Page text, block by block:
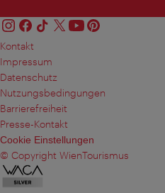
Kontakt
Impressum
Datenschutz
Nutzungsbedingungen
Barrierefreiheit
Presse-Kontakt
Cookie Einstellungen
© Copyright WienTourismus